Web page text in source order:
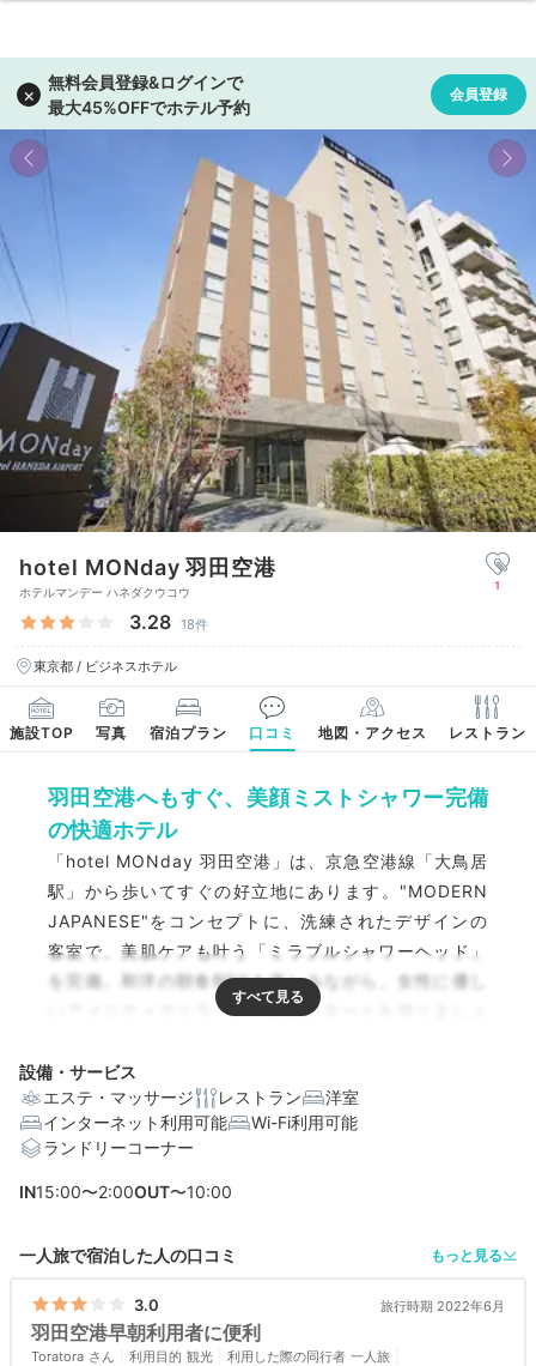
hotel MONday 羽田空港
ホテルマンデー ハネダクウコウ
3.28 18件
東京都 / ビジネスホテル
1
施設TOP 写真 宿泊プラン 口コミ 地図・アクセス レストラン
羽田空港へもすぐ、美顔ミストシャワー完備
の快適ホテル
「hotel MONday 羽田空港」は、京急空港線「大鳥居
駅」から歩いてすぐの好立地にあります。"MODERN
JAPANESE"をコンセプトに、洗練されたデザインの
客室で、美肌ケアも叶う「ミラブルシャワーヘッド」
を完備。和洋の朝食BOXを楽しみながら、女性に優し
いアメニティでリラックスしたスタートを切りましょ
設備・サービス
エステ・マッサージ
レストラン
洋室
インターネット利用可能
Wi-Fi利用可能
ランドリーコーナー
IN15:00〜2:00OUT〜10:00
一人旅で宿泊した人の口コミ もっと見る
3.0 旅行時期 2022年6月
羽田空港早朝利用者に便利
Toratora 利用目的 観光 利用した際の同行者 一人旅